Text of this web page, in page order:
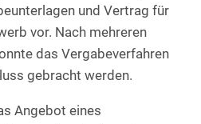
und Vertrag für
vor. Nach mehreren
das Vergabeverfahren
gebracht werden.
Angebot eines